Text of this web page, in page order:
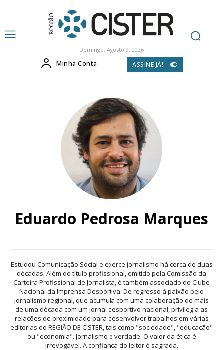
Domingo, Agosto 9, 2026
Minha Conta ASSINE JÁ!
Eduardo Pedrosa Marques
Estudou Comunicação Social e exerce jornalismo há cerca de duas
décadas. Além do título profissional, emitido pela Comissão da
Carteira Profissional de Jornalista, é também associado do Clube
Nacional da Imprensa Desportiva. De regresso à paixão pelo
jornalismo regional, que acumula com uma colaboração de mais
de uma década com um jornal desportivo nacional, privilegia as
relações de proximidade para desenvolver trabalhos em várias
editorias do REGIÃO DE CISTER, tais como "sociedade", "educação"
ou "economia". Jornalismo é verdade. O valor da ética é
irrevogável. A confiança do leitor é sagrada.